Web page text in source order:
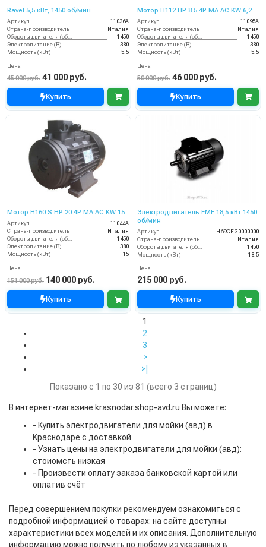
Ravel 5,5 кВт, 1450 об/мин
Артикул
11036A
Страна-производитель
Италия
1450
Электропитание (В)
380
Мощность (кВт)
5.5
Цена
45 000 руб. 41 000 руб.
Купить
Мотор H112 HP 8.5 4P MA AC KW 6,2
Артикул
11095A
Страна-производитель
Италия
1450
Электропитание (В)
380
Мощность (кВт)
5.5
Цена
50 000 руб. 46 000 руб.
Купить
Мотор H160 S HP 20 4P MA AC KW 15
Артикул
11044A
Страна-производитель
Италия
Обороты двигателя (об/мин)
1450
Электропитание (В)
380
Мощность (кВт)
15
Цена
151 000 руб. 140 000 руб.
Купить
Электродвигатель EME 18,5 кВт 1450
об/мин
Артикул
H69CEG0000000
Страна-производитель
Италия
Обороты двигателя (об/мин)
1450
Мощность (кВт)
18.5
Цена
215 000 руб.
Купить
1
2
3
>
>|
Показано с 1 по 30 из 81 (всего 3 страниц)
В интернет-магазине krasnodar.shop-avd.ru Вы можете:
- Купить электродвигатели для мойки (авд) в
Краснодаре с доставкой
- Узнать цены на электродвигатели для мойки (авд):
стоиомсть низкая
- Произвести оплату заказа банковской картой или
оплатив счёт
Перед совершением покупки рекомендуем ознакомиться с
подробной информацией о товарах: на сайте доступны
характеристики всех моделей и их описания. Дополнительную
информацию можно получить по любому из указанных в